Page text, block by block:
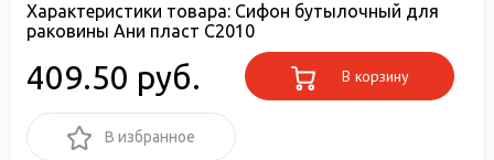
Характеристики товара: Сифон бутылочный для
раковины Ани пласт C2010
409.50 руб. В корзину
В избранное